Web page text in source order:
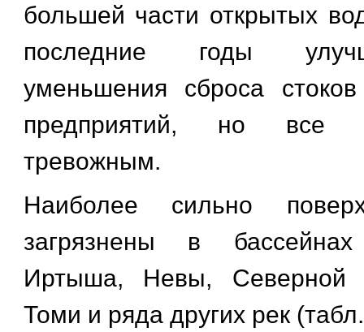
большей части открытых
последние годы
уменьшения сброса
предприятий, но все
тревожным.
Наиболее сильно
загрязнены в
Иртыша, Невы, Северной
Томи и ряда других рек